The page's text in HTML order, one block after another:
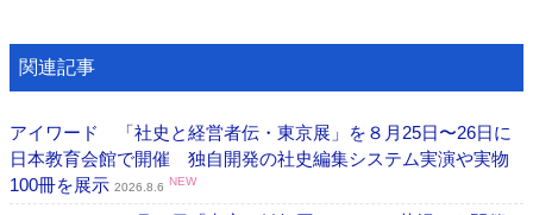
関連記事
アイワード 「社史と経営者伝・東京展」を８月25日〜26日に
日本教育会館で開催 独自開発の社史編集システム実演や実物
100冊を展示 2026.8.6 NEW